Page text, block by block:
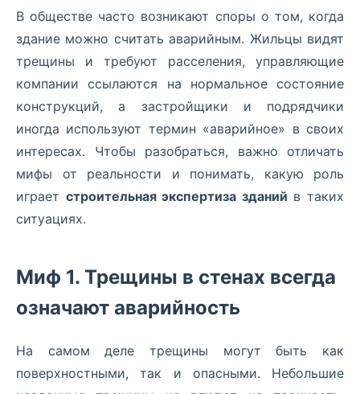
В обществе часто возникают споры о том, когда
здание можно считать аварийным. Жильцы видят
трещины и требуют расселения, управляющие
компании ссылаются на нормальное состояние
конструкций, а застройщики и подрядчики
иногда используют термин «аварийное» в своих
интересах. Чтобы разобраться, важно отличать
мифы от реальности и понимать, какую роль
играет строительная экспертиза зданий в таких
ситуациях.
Миф 1. Трещины в стенах всегда
означают аварийность
На самом деле трещины могут быть как
поверхностными, так и опасными. Небольшие